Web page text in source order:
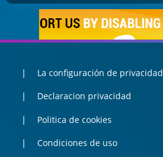
La configuración de privacidad
Declaracion privacidad
Politica de cookies
Condiciones de uso